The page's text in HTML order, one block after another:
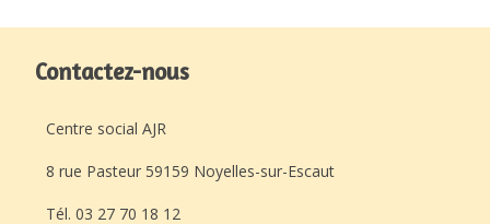
Contactez-nous
Centre social AJR
8 rue Pasteur 59159 Noyelles-sur-Escaut
Tél. 03 27 70 18 12